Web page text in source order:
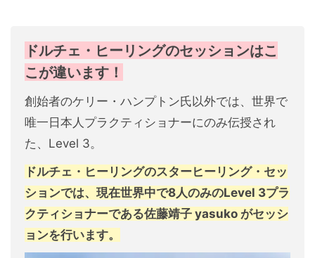
ドルチェ・ヒーリングのセッションはこ
こが違います！
創始者のケリー・ハンプトン氏以外では、世界で
唯一日本人プラクティショナーにのみ伝授され
た、Level 3。
ドルチェ・ヒーリングのスターヒーリング・セッ
ションでは、現在世界中で8人のみのLevel 3プラ
クティショナーである佐藤靖子 yasuko がセッシ
ョンを行います。